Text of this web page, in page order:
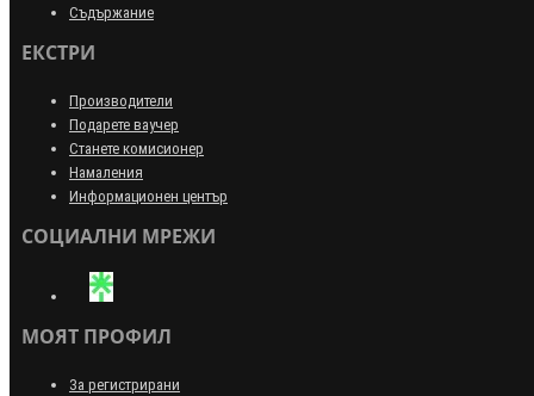
Съдържание
ЕКСТРИ
Производители
Подарете ваучер
Станете комисионер
Намаления
Информационен център
СОЦИАЛНИ МРЕЖИ
МОЯТ ПРОФИЛ
За регистрирани